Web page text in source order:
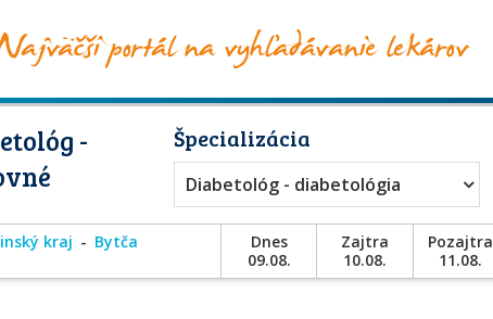
-
Špecializácia
Diabetológ - diabetológia
kraj
Bytča
Dnes
09.08.
Zajtra
10.08.
Pozajtra
11.08.